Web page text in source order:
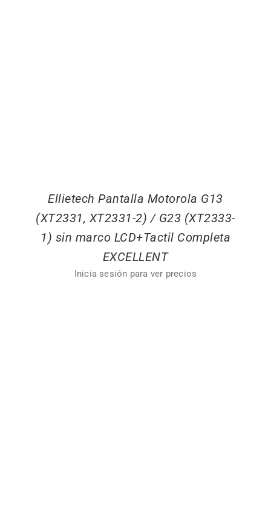
Ellietech Pantalla Motorola G13
(XT2331, XT2331-2) / G23 (XT2333-
1) sin marco LCD+Tactil Completa
EXCELLENT
Inicia sesión para ver precios